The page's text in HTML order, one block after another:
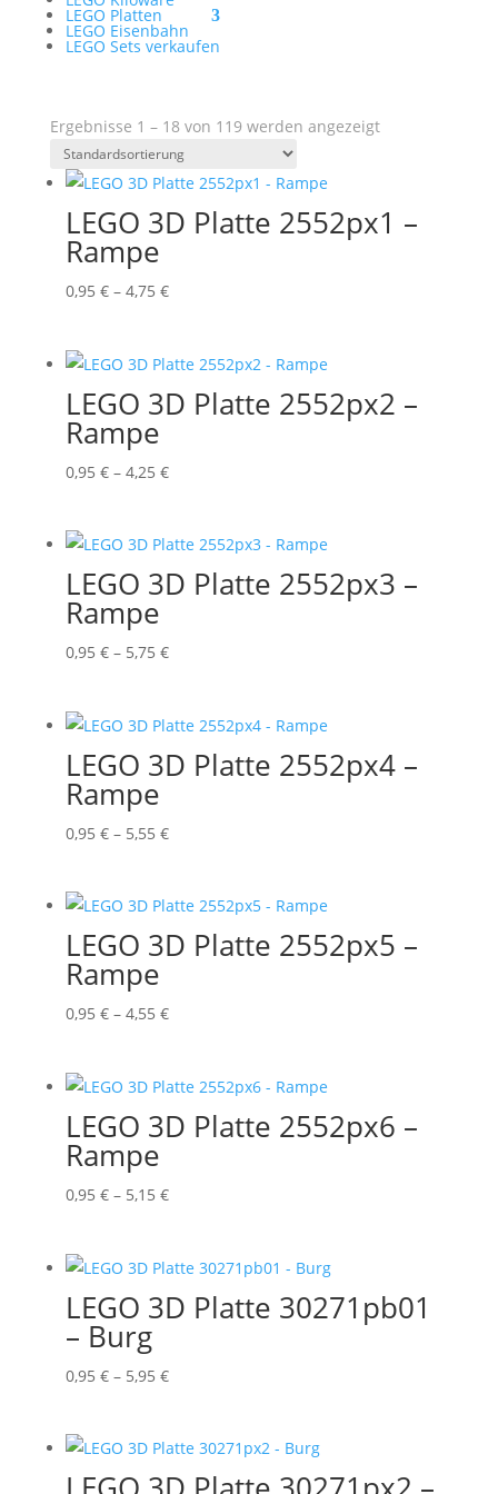
LEGO Platten
LEGO Eisenbahn
LEGO Sets verkaufen
Ergebnisse 1 – 18 von 119 werden angezeigt
LEGO 3D Platte 2552px1 –
Rampe
0,95 € – 4,75 €Preisspanne:
4,75 €
LEGO 3D Platte 2552px2 –
Rampe
0,95 € – 4,25 €Preisspanne:
4,25 €
LEGO 3D Platte 2552px3 –
Rampe
0,95 € – 5,75 €Preisspanne:
5,75 €
LEGO 3D Platte 2552px4 –
Rampe
0,95 € – 5,55 €Preisspanne:
5,55 €
LEGO 3D Platte 2552px5 –
Rampe
0,95 € – 4,55 €Preisspanne:
4,55 €
LEGO 3D Platte 2552px6 –
Rampe
0,95 € – 5,15 €Preisspanne:
5,15 €
LEGO 3D Platte 30271pb01
– Burg
0,95 € – 5,95 €Preisspanne:
5,95 €